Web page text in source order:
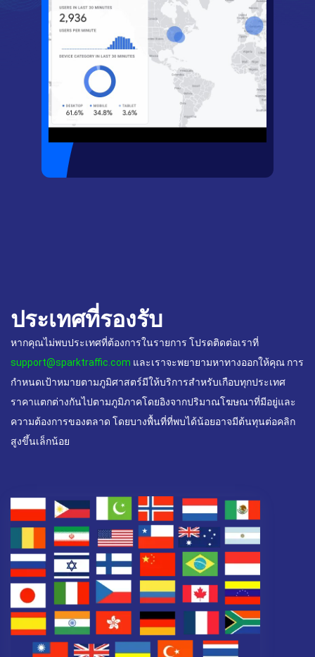
ประเทศที่รองรับ
หากคุณไม่พบประเทศที่ต้องการในรายการ โปรดติดต่อเราที่
support@sparktraffic.com และเราจะพยายามหาทางออกให้คุณ การ
กำหนดเป้าหมายตามภูมิศาสตร์มีให้บริการสำหรับเกือบทุกประเทศ
ราคาแตกต่างกันไปตามภูมิภาคโดยอิงจากปริมาณโฆษณาที่มีอยู่และ
ความต้องการของตลาด โดยบางพื้นที่ที่พบได้น้อยอาจมีต้นทุนต่อคลิก
สูงขึ้นเล็กน้อย